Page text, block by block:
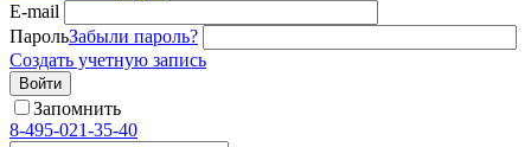
E-mail
ПарольЗабыли пароль?
Создать учетную запись
Войти
Запомнить
8-495-021-35-40